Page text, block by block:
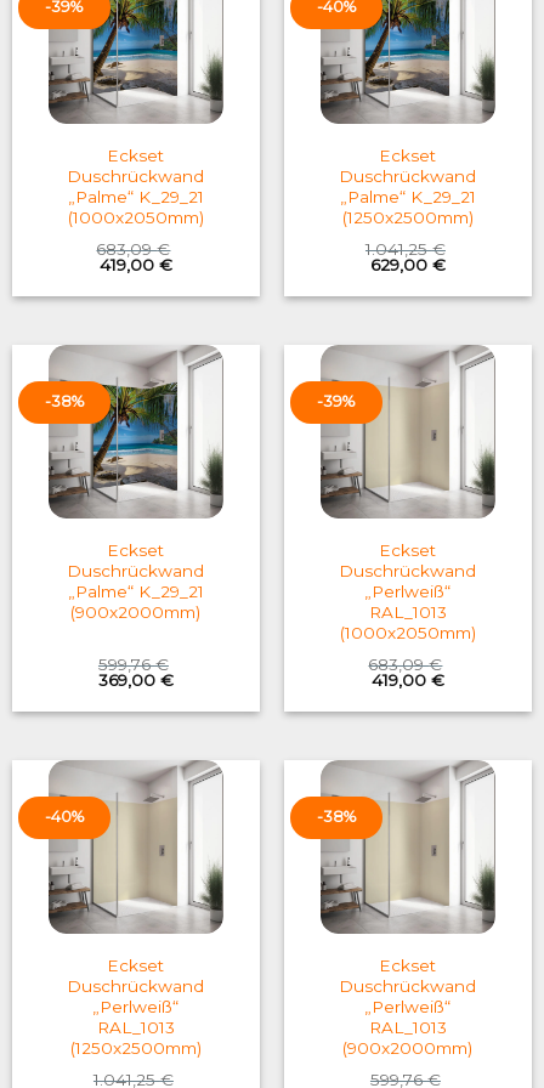
-39%
Eckset
Duschrückwand
„Palme“ K_29_21
(1000x2050mm)
683,09€
Original
price
was:
419,00 €Current
is:
-40%
Eckset
Duschrückwand
„Palme“ K_29_21
(1250x2500mm)
1.041,25€
Original
price
was:
629,00 €Current
is:
-38%
Eckset
Duschrückwand
„Palme“ K_29_21
(900x2000mm)
599,76€
Original
price
was:
369,00 €Current
is:
-39%
Eckset
Duschrückwand
„Perlweiß“
RAL_1013
(1000x2050mm)
683,09€
Original
price
was:
419,00 €Current
is:
-40%
Eckset
Duschrückwand
„Perlweiß“
RAL_1013
(1250x2500mm)
1.041,25€
-38%
Eckset
Duschrückwand
„Perlweiß“
RAL_1013
(900x2000mm)
599,76€